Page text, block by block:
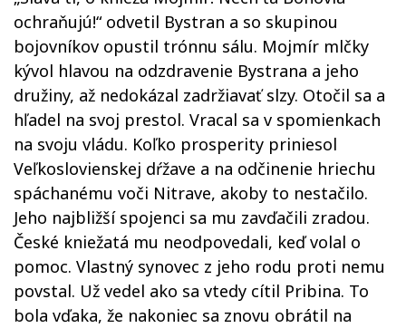
ochraňujú!“ odvetil Bystran a so skupinou
bojovníkov opustil trónnu sálu. Mojmír mlčky
kývol hlavou na odzdravenie Bystrana a jeho
družiny, až nedokázal zadržiavať slzy. Otočil sa a
hľadel na svoj prestol. Vracal sa v spomienkach
na svoju vládu. Koľko prosperity priniesol
Veľkoslovienskej dŕžave a na odčinenie hriechu
spáchanému voči Nitrave, akoby to nestačilo.
Jeho najbližší spojenci sa mu zavďačili zradou.
České kniežatá mu neodpovedali, keď volal o
pomoc. Vlastný synovec z jeho rodu proti nemu
povstal. Už vedel ako sa vtedy cítil Pribina. To
bola vďaka, že nakoniec sa znovu obrátil na